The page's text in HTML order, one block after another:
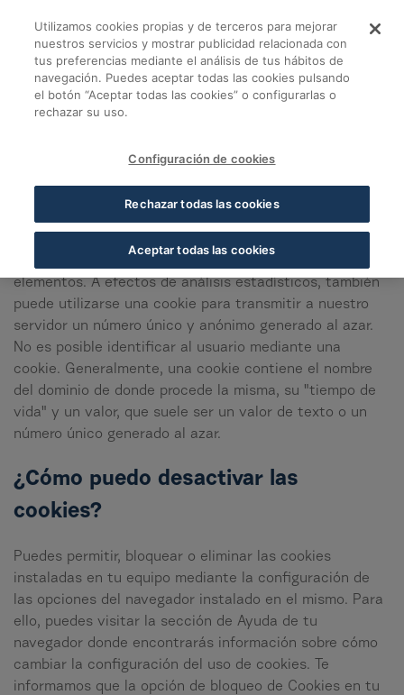
Cookies - Cofares
Somos COFARES Soluciones Cofares al día Acceso rápido Cofares.es
¿Qué es una cookie?
Una cookie es un fichero que se descarga en el
determinadas páginas web, para almacenar y recuperar
visita a la Web para personalizar ciertas páginas o
elementos. A efectos de análisis estadísticos, también
puede utilizarse una cookie para transmitir a nuestro
servidor un número único y anónimo generado al azar.
No es posible identificar al usuario mediante una
cookie. Generalmente, una cookie contiene el nombre
del dominio de donde procede la misma, su "tiempo de
vida" y un valor, que suele ser un valor de texto o un
número único generado al azar.
¿Cómo puedo desactivar las
cookies?
Puedes permitir, bloquear o eliminar las cookies
instaladas en tu equipo mediante la configuración de
las opciones del navegador instalado en el mismo. Para
ello, puedes visitar la sección de Ayuda de tu
navegador donde encontrarás información sobre cómo
cambiar la configuración del uso de cookies. Te
informamos que la opción de bloqueo de Cookies en tu
Utilizamos cookies propias y de terceros para mejorar
nuestros servicios y mostrar publicidad relacionada con
tus preferencias mediante el análisis de tus hábitos de
navegación. Puedes aceptar todas las cookies pulsando
el botón “Aceptar todas las cookies” o configurarlas o
rechazar su uso.
Configuración de cookies
Rechazar todas las cookies
Aceptar todas las cookies